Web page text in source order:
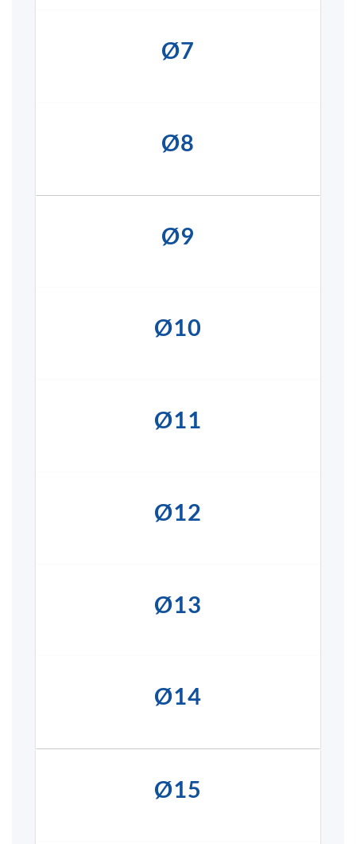
Ø7
Ø8
Ø9
Ø10
Ø11
Ø12
Ø13
Ø14
Ø15